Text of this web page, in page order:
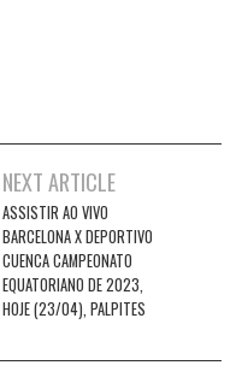
NEXT ARTICLE
ASSISTIR AO VIVO
BARCELONA X DEPORTIVO
CUENCA CAMPEONATO
EQUATORIANO DE 2023,
HOJE (23/04), PALPITES